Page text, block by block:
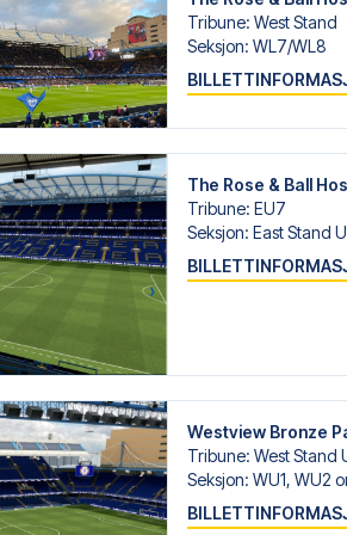
service både før og under reisen. Vi er
reisen.
for å oppleve Chelsea på Stamford Bridge
din fotballreisedrøm!
Tribune: West Stand
Seksjon: WL7/​WL8
The Rose & Ball
Tribune: EU7
Seksjon: East Stand
Westview Bronze
Tribune: West Stand
Seksjon: WU1, WU2